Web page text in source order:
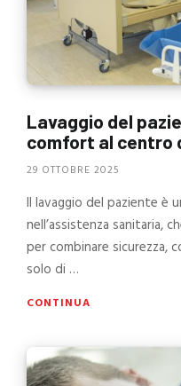
Lavaggio del
comfort al centro
29 OTTOBRE 2025
Il lavaggio del paziente è
nell’assistenza sanitaria,
per combinare
solo di …
CONTINUA